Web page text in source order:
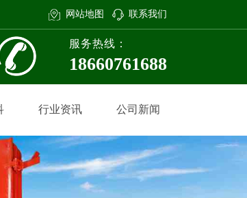
网站地图 联系我们
服务热线：
18660761688
行业资讯 公司新闻